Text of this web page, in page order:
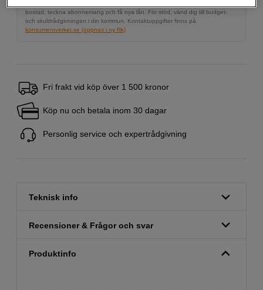
bostad, teckna abonnemang och få nya lån. För stöd, vänd dig till budget-
och skuldrådgivningen i din kommun. Kontaktuppgifter finns på
konsumentverket.se (öppnas i ny flik)
Fri frakt vid köp över 1 500 kronor
Köp nu och betala inom 30 dagar
Personlig service och expertrådgivning
Teknisk info
Recensioner & Frågor och svar
Produktinfo